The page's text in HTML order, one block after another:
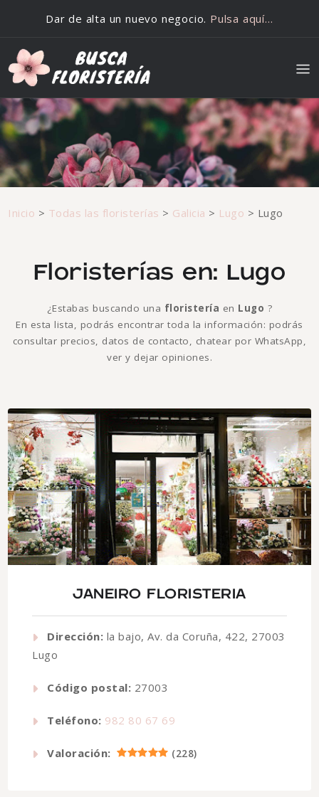
Dar de alta un nuevo negocio. Pulsa aquí…
Inicio > Todas las floristerías > Galicia > Lugo > Lugo
Floristerías en: Lugo
¿Estabas buscando una floristería en Lugo ?
En esta lista, podrás encontrar toda la información: podrás
consultar precios, datos de contacto, chatear por WhatsApp,
ver y dejar opiniones.
JANEIRO FLORISTERIA
Dirección: la bajo, Av. da Coruña, 422, 27003
Lugo
Código postal: 27003
Teléfono: 982 80 67 69
Valoración: (228)